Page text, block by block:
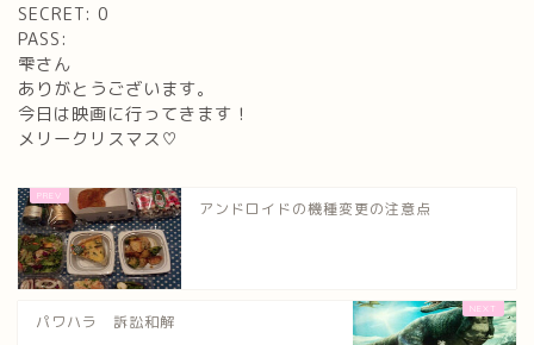
SECRET: 0
PASS:
雫さん
ありがとうございます。
今日は映画に行ってきます！
メリークリスマス♡
アンドロイドの機種変更の注意点
パワハラ 訴訟和解